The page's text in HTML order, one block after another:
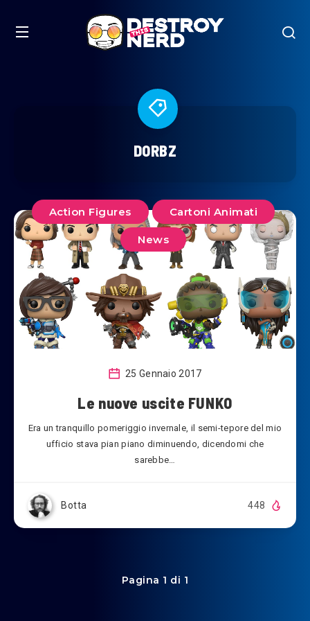
DORBZ
Action Figures Cartoni Animati
News
25 Gennaio 2017
Le nuove uscite FUNKO
Era un tranquillo pomeriggio invernale, il semi-tepore del mio
ufficio stava pian piano diminuendo, dicendomi che
sarebbe…
Botta 448
Pagina 1 di 1